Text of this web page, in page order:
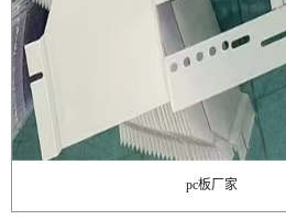
pc板厂家